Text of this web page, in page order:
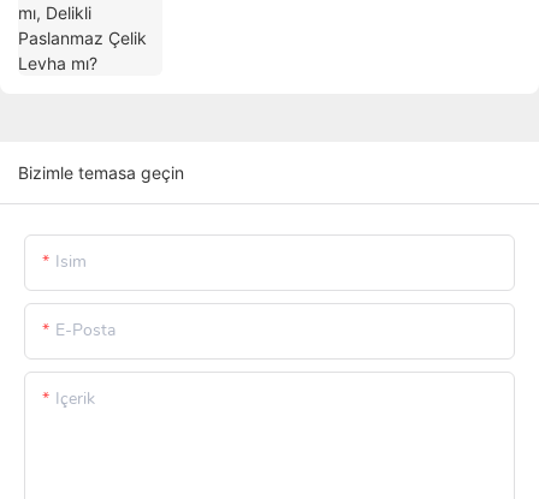
Bizimle temasa geçin
Isim
E-Posta
Içerik